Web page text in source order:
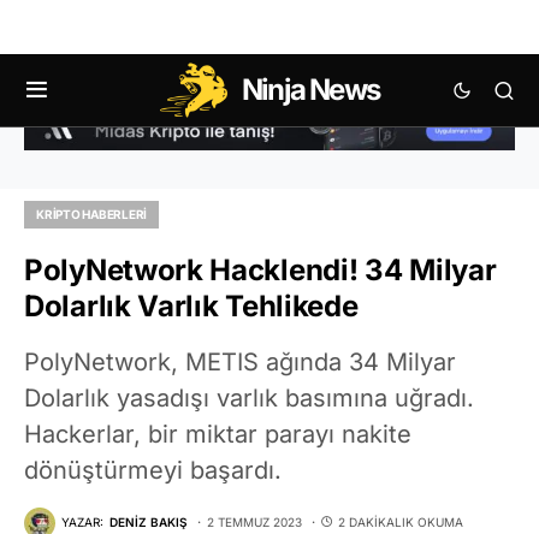
Ninja News
KRIPTO HABERLERI
PolyNetwork Hacklendi! 34 Milyar
Dolarlık Varlık Tehlikede
PolyNetwork, METIS ağında 34 Milyar
Dolarlık yasadışı varlık basımına uğradı.
Hackerlar, bir miktar parayı nakite
dönüştürmeyi başardı.
YAZAR: DENIZ BAKIŞ 2 TEMMUZ 2023 2 DAKIKALIK OKUMA